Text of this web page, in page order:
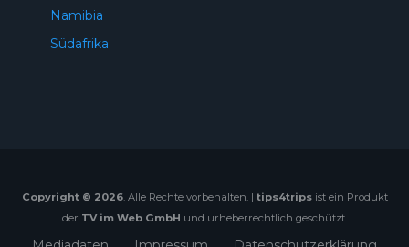
Namibia
Südafrika
Copyright © 2026. Alle Rechte vorbehalten. | tips4tripsist ein Produkt
der TV im Web GmbH und urheberrechtlich geschützt.